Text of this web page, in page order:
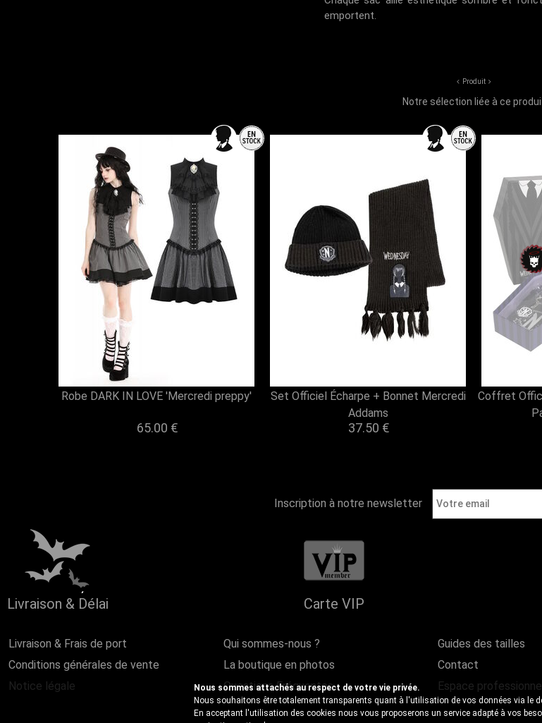
emportent.
Produit
Notre sélection liée à ce
Robe DARK IN LOVE 'Mercredi preppy'
65.00 €
Set Officiel Écharpe + Bonnet Mercredi
Addams
37.50 €
Coffret
Inscription à notre newsletter
Livraison & Délai Carte VIP
Livraison & Frais de port
Conditions générales de vente
Notice légale
Qui sommes-nous ?
La boutique en photos
Questions Fréquentes
Guides des tailles
Contact
Espace
Nous sommes attachés au respect de votre vie privée.
Nous souhaitons être totalement transparents quant à l'utilisation de vos données via le
En acceptant l'utilisation des cookies nous vous proposerons un service adapté à vos